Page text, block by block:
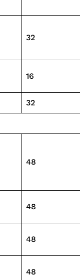
32
16
32
48
48
48
48